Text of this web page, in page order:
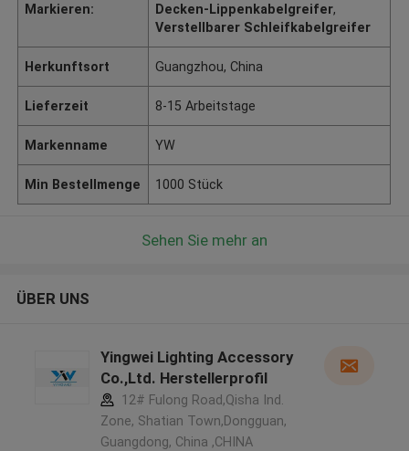
Markieren:
Decken-Lippenkabelgreifer,
Verstellbarer Schleifkabelgreifer
Herkunftsort Guangzhou, China
Lieferzeit 8-15 Arbeitstage
Markenname YW
Min Bestellmenge 1000 Stück
Sehen Sie mehr an
ÜBER UNS
Yingwei Lighting Accessory
Co.,Ltd. Herstellerprofil
12# Fulong Road,Qisha Ind.
Zone, Shatian Town,Dongguan,
Guangdong, China ,CHINA